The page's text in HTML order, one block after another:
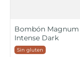
Bombón Magnum
Intense Dark
Sin gluten